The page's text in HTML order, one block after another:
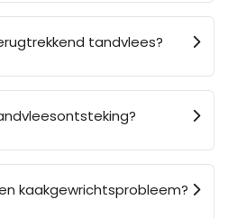
tandvlees?
kaakgewrichtsprobleem?